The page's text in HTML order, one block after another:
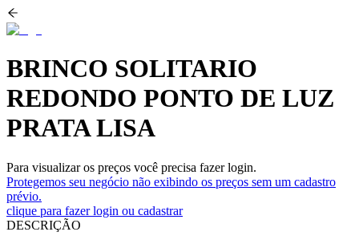
BRINCO SOLITARIO
REDONDO PONTO DE LUZ
PRATA LISA
Para visualizar os preços você precisa fazer login.
Protegemos seu negócio não exibindo os preços sem um cadastro
prévio.
clique para fazer login ou cadastrar
DESCRIÇÃO